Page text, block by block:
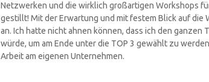
Netzwerken und die wirklich großartigen Workshops
gestillt! Mit der Erwartung und mit festem Blick auf die
an. Ich hatte nicht ahnen können, dass ich den
würde, um am Ende unter die TOP 3 gewählt zu
Arbeit am eigenen Unternehmen.